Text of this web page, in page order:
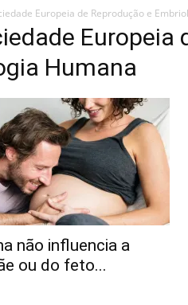
Europeia de Reprodução e
Europeia
Humana
não influencia a
ou do feto...